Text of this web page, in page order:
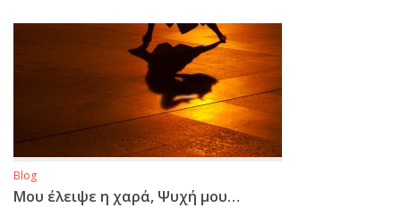
Blog
Μου έλειψε η χαρά, Ψυχή μου…